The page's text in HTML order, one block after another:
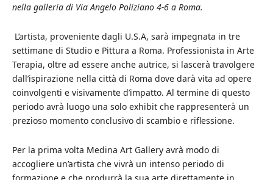
nella galleria di Via Angelo Poliziano 4-6 a Roma.
L’artista, proveniente dagli U.S.A, sarà impegnata in tre
settimane di Studio e Pittura a Roma. Professionista in Arte
Terapia, oltre ad essere anche autrice, si lascerà travolgere
dall’ispirazione nella città di Roma dove darà vita ad opere
coinvolgenti e visivamente d’impatto. Al termine di questo
periodo avrà luogo una solo exhibit che rappresenterà un
prezioso momento conclusivo di scambio e riflessione.
Per la prima volta Medina Art Gallery avrà modo di
accogliere un’artista che vivrà un intenso periodo di